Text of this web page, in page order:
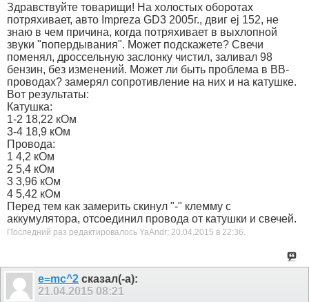
Здравствуйте товарищи! На холостых оборотах
потряхивает, авто Impreza GD3 2005г., двиг ej 152, не
знаю в чем причина, когда потряхивает в выхлопной
звуки "попердывания". Может подскажете? Свечи
поменял, дроссельную заслонку чистил, заливал 98
бензин, без изменений. Может ли быть проблема в ВВ-
проводах? замерял сопротивление на них и на катушке.
Вот результаты:
Катушка:
1-2 18,22 кОм
3-4 18,9 кОм
Провода:
1 4,2 кОм
2 5,4 кОм
3 3,96 кОм
4 5,42 кОм
Перед тем как замерить скинул "-" клемму с
аккумулятора, отсоединил провода от катушки и свечей.
Последний раз редактировалось YaAndr; 20.04.2015 в 22:36.
e=mc^2 сказал(-а):
21.04.2015 08:21